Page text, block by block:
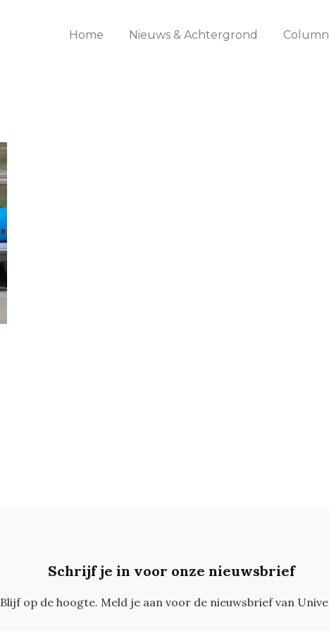
Home Nieuws & Achtergrond
Schrijf je in voor onze nieuwsbrief
Blijf op de hoogte. Meld je aan voor de nieuwsbrief van